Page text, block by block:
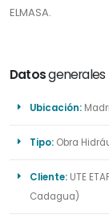
ELMASA.
Datosgenerales
Ubicación:
Tipo: Obra
Cliente: UTE
Cadagua)